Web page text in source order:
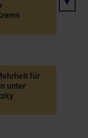
für
unter